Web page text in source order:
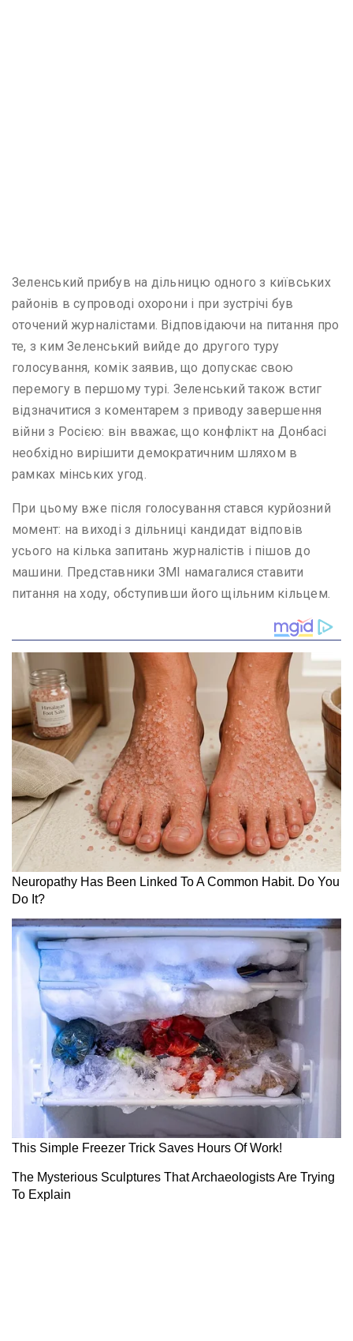
Зеленський прибув на дільницю одного з київських
районів в супроводі охорони і при зустрічі був
оточений журналістами. Відповідаючи на питання про
те, з ким Зеленський вийде до другого туру
голосування, комік заявив, що допускає свою
перемогу в першому турі. Зеленський також встиг
відзначитися з коментарем з приводу завершення
війни з Росією: він вважає, що конфлікт на Донбасі
необхідно вирішити демократичним шляхом в
рамках мінських угод.
При цьому вже після голосування стався курйозний
момент: на виході з дільниці кандидат відповів
усього на кілька запитань журналістів і пішов до
машини. Представники ЗМІ намагалися ставити
питання на ходу, обступивши його щільним кільцем.